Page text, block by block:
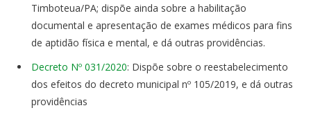
Timboteua/PA; dispõe ainda sobre a habilitação
documental e apresentação de exames médicos para fins
de aptidão física e mental, e dá outras providências.
Decreto Nº 031/2020: Dispõe sobre o reestabelecimento
dos efeitos do decreto municipal nº 105/2019, e dá outras
providências